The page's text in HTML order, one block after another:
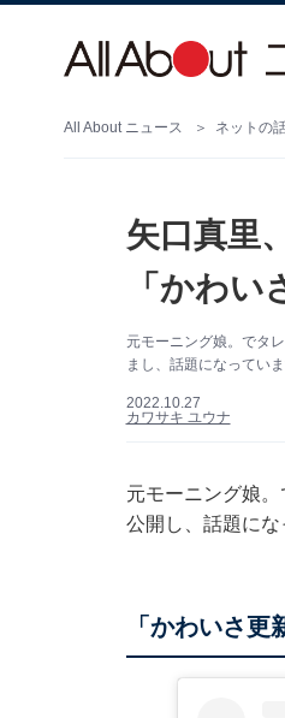
All About ニュース ネットの
矢口真里
「かわ
元モーニング娘。でタ
まし、話題になっていま
2022.10.27
カワサキ ユウナ
元モーニング娘
公開し、話題にな
「かわいさ更